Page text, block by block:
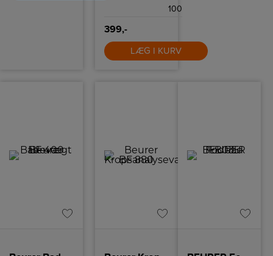
100
399,-
LÆG I KURV